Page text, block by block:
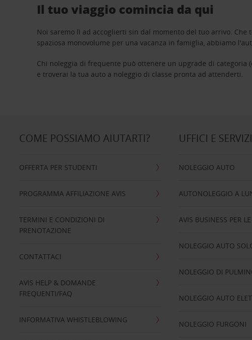
Il tuo viaggio comincia da qui
Noi saremo lì ad accoglierti sin dal momento del tuo arrivo.
spaziosa monovolume per una vacanza in famiglia, abbiamo
Chi noleggia di frequente può ottenere un upgrade di
e troverai la tua auto a noleggio di classe pronta ad
COME POSSIAMO AIUTARTI?
OFFERTA PER STUDENTI
PROGRAMMA AFFILIAZIONE AVIS
TERMINI E CONDIZIONI DI
PRENOTAZIONE
CONTATTACI
AVIS HELP & DOMANDE
FREQUENTI/FAQ
INFORMATIVA WHISTLEBLOWING
UFFICI E SERVIZI
NOLEGGIO AUTO
AUTONOLEGGIO A
AVIS BUSINESS PER
NOLEGGIO AUTO
NOLEGGIO DI
NOLEGGIO AUTO
NOLEGGIO FURGONI